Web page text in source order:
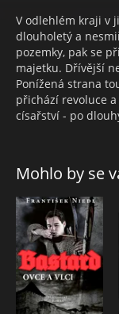
V odlehlém kraji v
dlouholetý a
pozemky, pak se
majetku. Dřívější
Ponížená strana
přichází revoluce
císařství - po
vracejí do vlasti.
původním sporem
je však příliš silný...
Mohlo by se